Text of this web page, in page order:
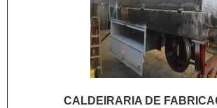
CALDEIRARIA DE